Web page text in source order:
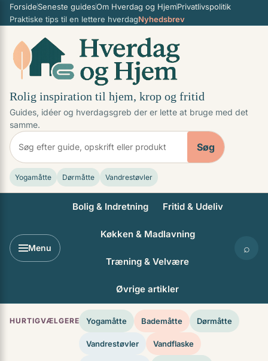
Spring til indhold
ForsideSeneste guidesOm Hverdag og HjemPrivatlivspolitik
Praktiske tips til en lettere hverdagNyhedsbrev
Rolig inspiration til hjem, krop og fritid
Guides, idéer og hverdagsgreb der er lette at bruge med det
samme.
Søg
Yogamåtte Dørmåtte Vandrestøvler
Menu
Bolig & Indretning Fritid & Udeliv
Køkken & Madlavning
Træning & Velvære
Øvrige artikler
⌕
HURTIGVÆLGERE Yogamåtte Bademåtte Dørmåtte
Vandrestøvler Vandflaske